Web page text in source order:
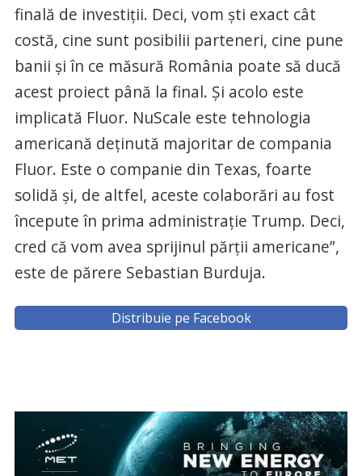
finală de investiţii. Deci, vom şti exact cât
costă, cine sunt posibilii parteneri, cine pune
banii şi în ce măsură România poate să ducă
acest proiect până la final. Şi acolo este
implicată Fluor. NuScale este tehnologia
americană deţinută majoritar de compania
Fluor. Este o companie din Texas, foarte
solidă şi, de altfel, aceste colaborări au fost
începute în prima administraţie Trump. Deci,
cred că vom avea sprijinul părţii americane”,
este de părere Sebastian Burduja.
Distribuie pe Facebook